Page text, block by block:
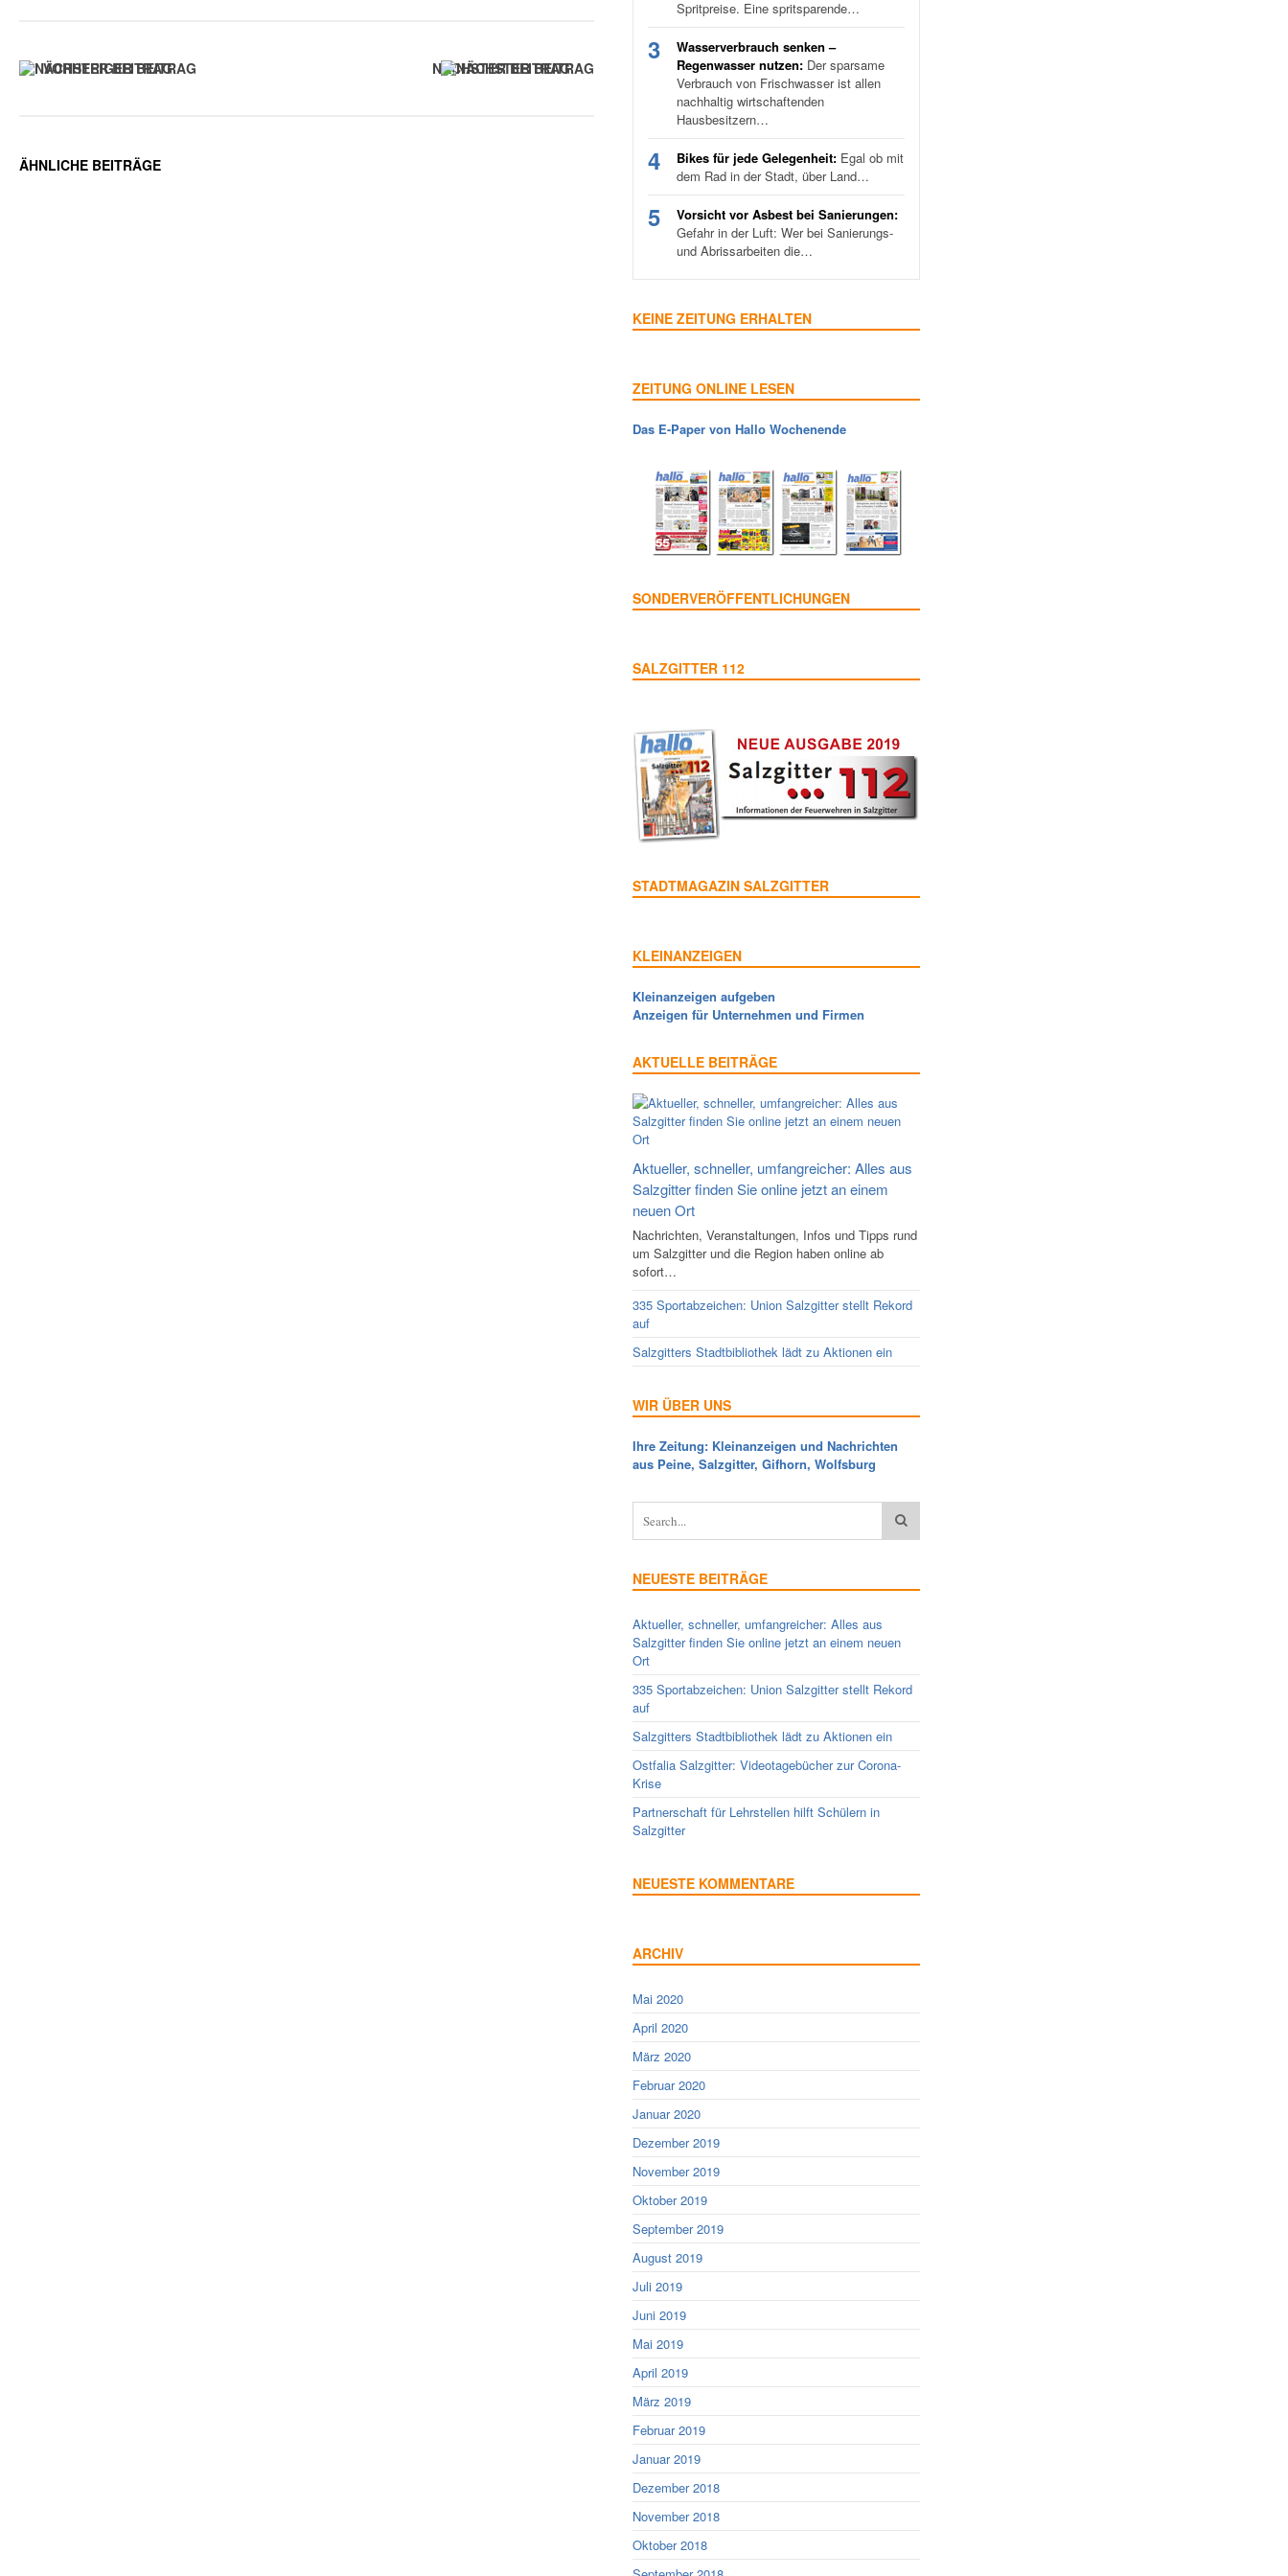
VORHERIGER BEITRAG NÄCHSTER BEITRAG
ÄHNLICHE BEITRÄGE
Spritpreise. Eine spritsparende…
3
Wasserverbrauch senken –
Regenwasser nutzen: Der sparsame
Verbrauch von Frischwasser ist allen
nachhaltig wirtschaftenden
Hausbesitzern…
4 Bikes für jede Gelegenheit: Egal ob mit
dem Rad in der Stadt, über Land…
5
Vorsicht vor Asbest bei Sanierungen:
Gefahr in der Luft: Wer bei Sanierungs-
und Abrissarbeiten die…
KEINE ZEITUNG ERHALTEN
ZEITUNG ONLINE LESEN
Das E-Paper von Hallo Wochenende
SONDERVERÖFFENTLICHUNGEN
SALZGITTER 112
STADTMAGAZIN SALZGITTER
KLEINANZEIGEN
Kleinanzeigen aufgeben
Anzeigen für Unternehmen und Firmen
AKTUELLE BEITRÄGE
Aktueller, schneller, umfangreicher: Alles aus
Salzgitter finden Sie online jetzt an einem
neuen Ort
Nachrichten, Veranstaltungen, Infos und Tipps rund
um Salzgitter und die Region haben online ab
sofort…
335 Sportabzeichen: Union Salzgitter stellt Rekord
auf
Salzgitters Stadtbibliothek lädt zu Aktionen ein
WIR ÜBER UNS
Ihre Zeitung: Kleinanzeigen und Nachrichten
aus Peine, Salzgitter, Gifhorn, Wolfsburg
NEUESTE BEITRÄGE
Aktueller, schneller, umfangreicher: Alles aus
Salzgitter finden Sie online jetzt an einem neuen
Ort
335 Sportabzeichen: Union Salzgitter stellt Rekord
auf
Salzgitters Stadtbibliothek lädt zu Aktionen ein
Ostfalia Salzgitter: Videotagebücher zur Corona-
Krise
Partnerschaft für Lehrstellen hilft Schülern in
Salzgitter
NEUESTE KOMMENTARE
ARCHIV
Mai 2020
April 2020
März 2020
Februar 2020
Januar 2020
Dezember 2019
November 2019
Oktober 2019
September 2019
August 2019
Juli 2019
Juni 2019
Mai 2019
April 2019
März 2019
Februar 2019
Januar 2019
Dezember 2018
November 2018
Oktober 2018